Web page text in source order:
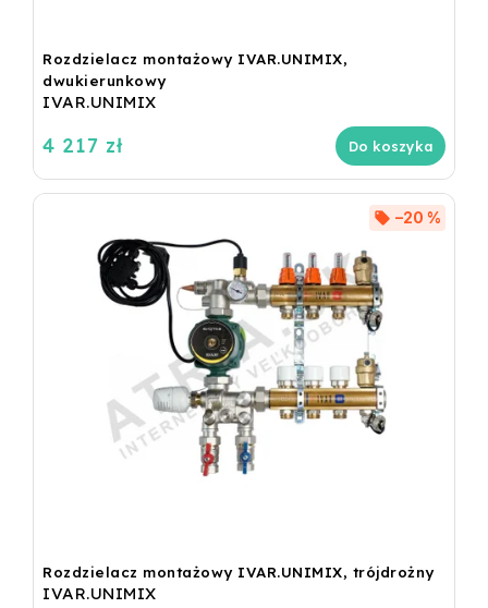
Rozdzielacz montażowy IVAR.UNIMIX,
dwukierunkowy
IVAR.UNIMIX
4 217 zł Do koszyka
Rozdzielacz montażowy IVAR.UNIMIX, trójdrożny
IVAR.UNIMIX
–20 %